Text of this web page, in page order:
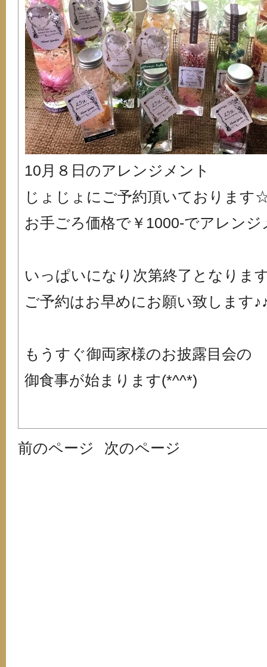
10月８日のアレンジメント
じょじょにご予約頂いております
お手ごろ価格で￥1000-でアレン
いっぱいになり次第終了となりま
ご予約はお早めにお願い致します
もうすぐ御両家様のお披露目会の
御食事が始まります(*^^*)
前のページ 次のページ